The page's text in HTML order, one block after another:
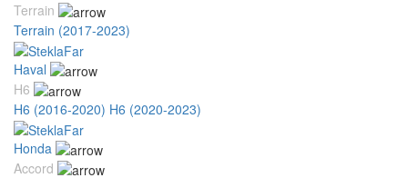
Terrain
Terrain (2017-2023)
Haval
H6
H6 (2016-2020) H6 (2020-2023)
Honda
Accord